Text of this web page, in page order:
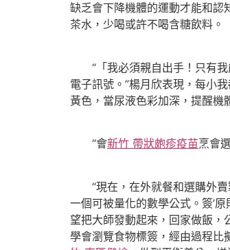
缺乏會下降機體的運動才能和認
茶水，少喝或許不喝含糖飲料。
“「我必須親自出手！只有我
電子訊號。”楊月欣表現，每小
黃色，當尿液色彩加深，提醒機
“會新竹 帶狀皰疹疫苗烹會
“現在，在外就餐和選購外賣
一個可被量化的數學公式。簽’原
望把大師發動起來，回家做飯，
學會瀏覽食物標簽，經由過程比